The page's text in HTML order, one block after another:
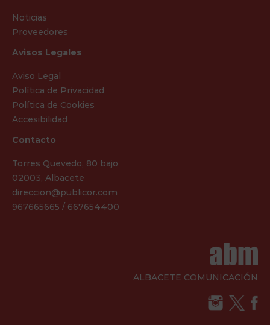
Noticias
Proveedores
Avisos Legales
Aviso Legal
Política de Privacidad
Política de Cookies
Accesibilidad
Contacto
Torres Quevedo, 80 bajo
02003, Albacete
direccion@publicor.com
967665665 / 667654400
ALBACETE COMUNICACIÓN